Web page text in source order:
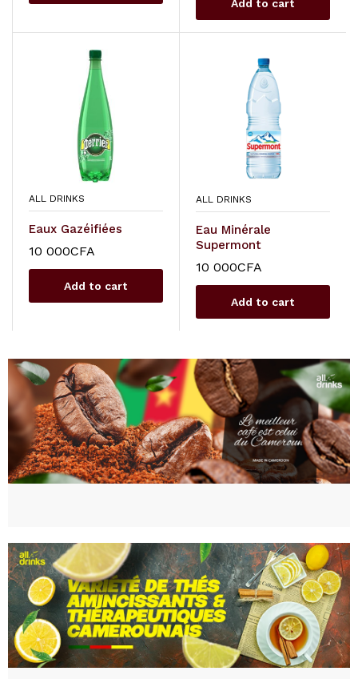
Add to cart
ALL DRINKS
Eaux Gazéifiées
10 000CFA
Add to cart
ALL DRINKS
Eau Minérale
Supermont
10 000CFA
Add to cart